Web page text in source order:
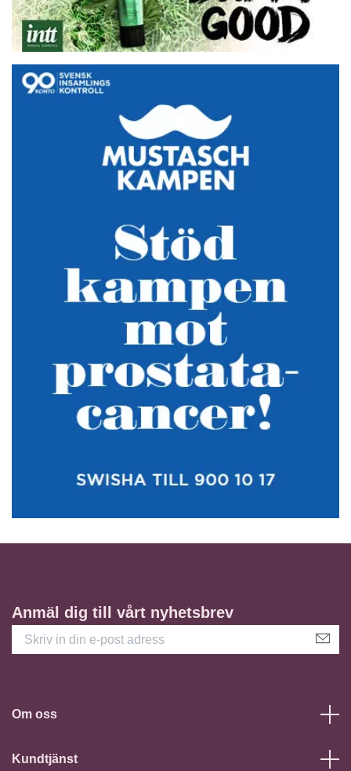
Anmäl dig till vårt nyhetsbrev
Om oss
Kundtjänst